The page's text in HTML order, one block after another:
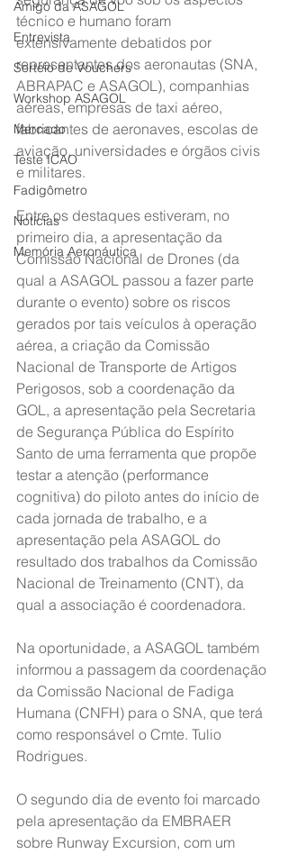
Amigo da ASAGOL
Entrevista
Sorteio de Vouchers
Workshop ASAGOL
Mercado
Teste ICAO
Fadigômetro
Notícias
Memória Aeronáutica
técnico e humano foram
extensivamente debatidos por
representantes dos aeronautas (SNA,
ABRAPAC e ASAGOL), companhias
aéreas, empresas de taxi aéreo,
fabricantes de aeronaves, escolas de
aviação, universidades e órgãos civis
e militares.
Entre os destaques estiveram, no
primeiro dia, a apresentação da
Comissão Nacional de Drones (da
qual a ASAGOL passou a fazer parte
durante o evento) sobre os riscos
gerados por tais veículos à operação
aérea, a criação da Comissão
Nacional de Transporte de Artigos
Perigosos, sob a coordenação da
GOL, a apresentação pela Secretaria
de Segurança Pública do Espírito
Santo de uma ferramenta que propõe
testar a atenção (performance
cognitiva) do piloto antes do início de
cada jornada de trabalho, e a
apresentação pela ASAGOL do
resultado dos trabalhos da Comissão
Nacional de Treinamento (CNT), da
qual a associação é coordenadora.
Na oportunidade, a ASAGOL também
informou a passagem da coordenação
da Comissão Nacional de Fadiga
Humana (CNFH) para o SNA, que terá
como responsável o Cmte. Tulio
Rodrigues.
O segundo dia de evento foi marcado
pela apresentação da EMBRAER
sobre Runway Excursion, com um